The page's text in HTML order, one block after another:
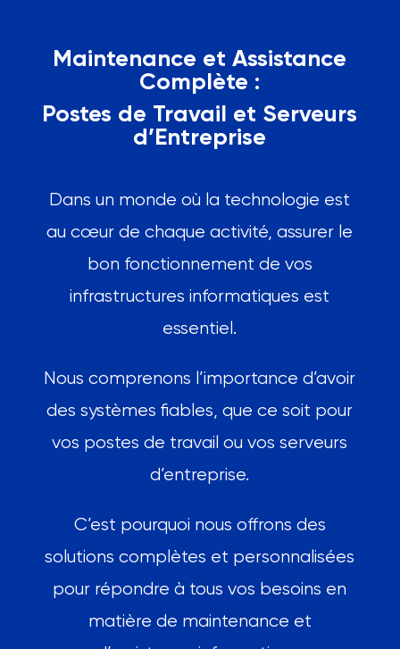
Maintenance et Assistance
Complète :
Postes de Travail et Serveurs
d’Entreprise
Dans un monde où la technologie est
au cœur de chaque activité, assurer le
bon fonctionnement de vos
infrastructures informatiques est
essentiel.
Nous comprenons l’importance d’avoir
des systèmes fiables, que ce soit pour
vos postes de travail ou vos serveurs
d’entreprise.
C’est pourquoi nous offrons des
solutions complètes et personnalisées
pour répondre à tous vos besoins en
matière de maintenance et